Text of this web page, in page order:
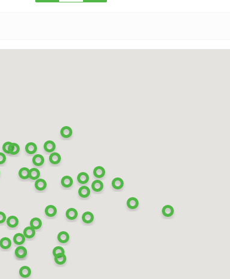
Ikon Autograph Snow 3
SUV
245/50 R 20 105R XL
от21 330₽
КУПИТЬ